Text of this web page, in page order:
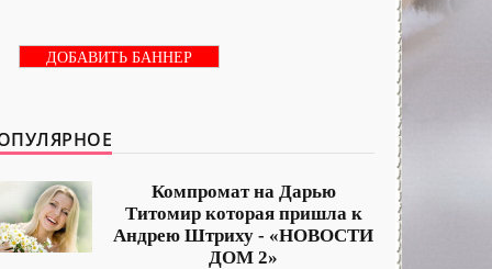
ДОБАВИТЬ БАННЕР
Компромат на Дарью
Титомир которая пришла к
Андрею Штриху - «НОВОСТИ
ДОМ 2»